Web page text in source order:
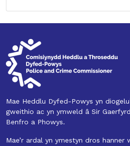
Mae Heddlu Dyfed-Powys yn
gweithio ac yn ymweld â Sir
Benfro a Phowys.
Mae’r ardal yn ymestyn dros hanner